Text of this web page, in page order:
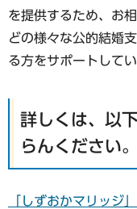
を提供するため、お
どの様々な公的結婚
る方をサポートしてい
詳しくは、以
らんください。
「しずおかマリッジ